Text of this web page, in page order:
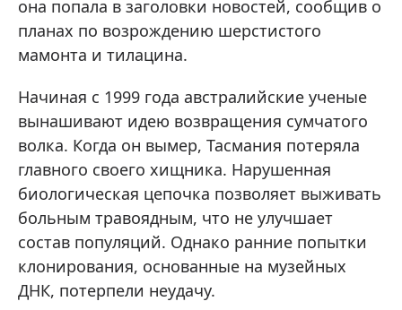
она попала в заголовки новостей, сообщив о
планах по возрождению шерстистого
мамонта и тилацина.
Начиная с 1999 года австралийские ученые
вынашивают идею возвращения сумчатого
волка. Когда он вымер, Тасмания потеряла
главного своего хищника. Нарушенная
биологическая цепочка позволяет выживать
больным травоядным, что не улучшает
состав популяций. Однако ранние попытки
клонирования, основанные на музейных
ДНК, потерпели неудачу.